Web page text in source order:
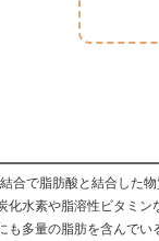
合で脂肪酸と結合した
水素や脂溶性ビタミ
多量の脂肪を含んで